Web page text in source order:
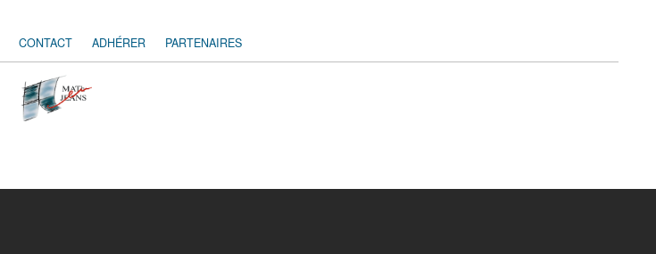
CONTACT ADHÉRER PARTENAIRES